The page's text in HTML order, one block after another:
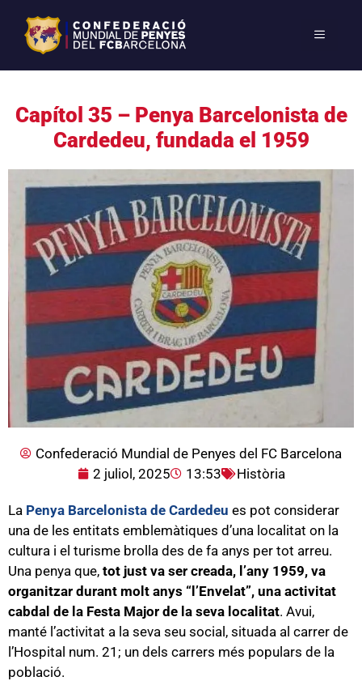
Capítol 35 – Penya Barcelonista de
Cardedeu, fundada el 1959
Confederació Mundial de Penyes del FC Barcelona
2 juliol, 2025
13:53 Història
La Penya Barcelonista de Cardedeu es pot considerar
una de les entitats emblemàtiques d’una localitat on la
cultura i el turisme brolla des de fa anys per tot arreu.
Una penya que, tot just va ser creada, l’any 1959, va
organitzar durant molt anys “l’Envelat”, una activitat
cabdal de la Festa Major de la seva localitat. Avui,
manté l’activitat a la seva seu social, situada al carrer de
l’Hospital num. 21; un dels carrers més populars de la
població.